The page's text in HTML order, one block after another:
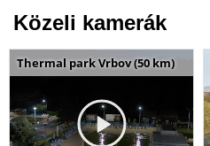
Közeli kamerák
Thermal park Vrbov (50 km)